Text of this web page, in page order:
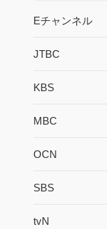
Eチャンネル
JTBC
KBS
MBC
OCN
SBS
tvN